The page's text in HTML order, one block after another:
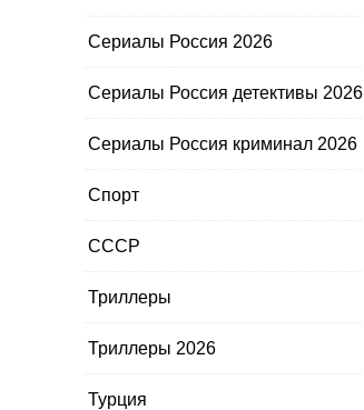
Сериалы Россия 2026
Сериалы Россия детективы 2026
Сериалы Россия криминал 2026
Спорт
СССР
Триллеры
Триллеры 2026
Турция